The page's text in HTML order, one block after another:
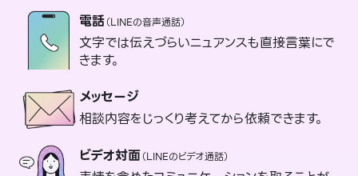
電話（LINEの音声通話）
文字では伝えづらいニュアンスも直接言葉にで
きます。
メッセージ
相談内容をじっくり考えてから依頼できます。
ビデオ対面（LINEのビデオ通話）